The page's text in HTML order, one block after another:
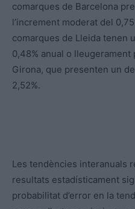
comarques de Barcelona
l’increment moderat del
comarques de Lleida tenen
0,48% anual o
Girona, que presenten un
2,52%.
Les tendències interanuals
resultats estadísticament
probabilitat d’error en la